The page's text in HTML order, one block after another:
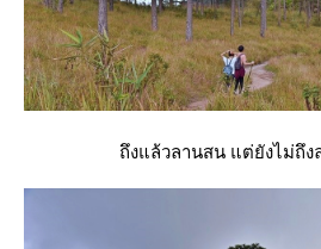
ถึงแล้วลานสน แต่ยังไม่ถึง